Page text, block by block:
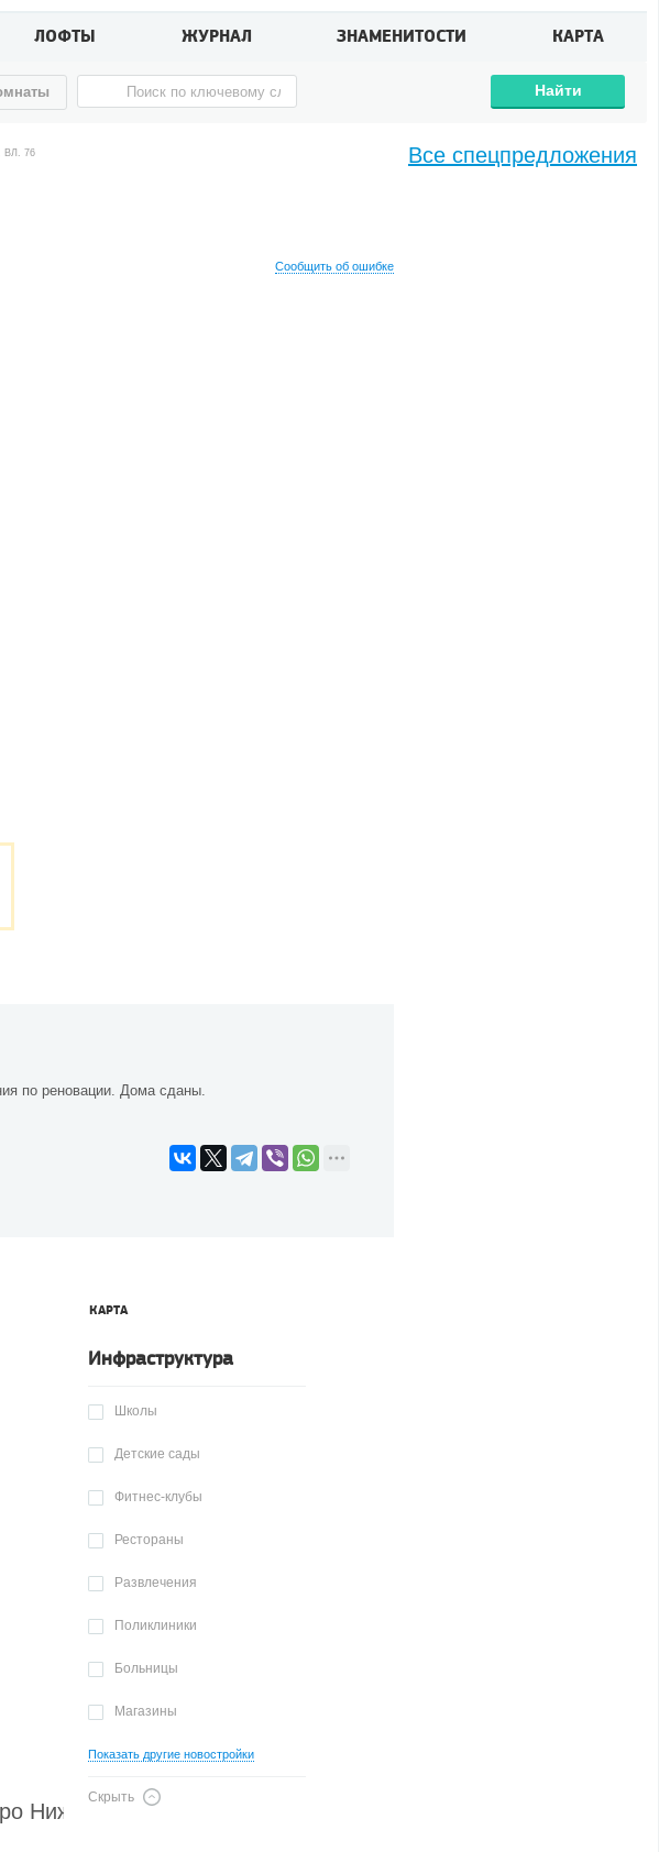
ЛОФТЫ ЖУРНАЛ ЗНАМЕНИТОСТИ КАРТА
Найти
76
Сообщить об ошибке
по реновации. Дома сданы.
КАРТА
Инфраструктура
Школы
Детские сады
Фитнес-клубы
Рестораны
Развлечения
Поликлиники
Больницы
Магазины
Показать другие новостройки
Скрыть
Нижегородская
Все спецпредложения